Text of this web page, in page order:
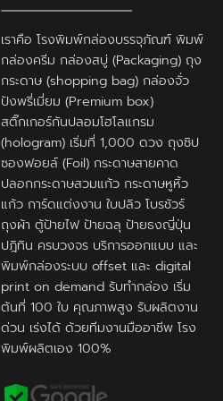
เราคือ โรงพิมพ์กล่องบรรจุภัณฑ์ พิมพ์
กล่องครีม กล่องสบู่ (Packaging) ถุง
กระดาษ (shopping bag) กล่องจั่ว
ปังพรี่เมี่ยม (Premium box)
สติ๊กเกอร์กันปลอมโฮโลแกรม
(hologram) เริ่มที่ 1,000 ดวง ถุงซิป
ซองฟอยล์ (Foil) กระดาษสายคาด
ปลอกกระดาษสวมแก้ว กระดาษหูหิ้ว
แก้ว การ์ดแต่งงาน ใบปลิว โบรชัวร์
ถุงผ้า ตู้ป้ายไฟ ป้ายฉลุ ป้ายธงญี่ปุ่น
ปฎิทิน ครบวงจร บริการออกแบบ และ
พิมพ์กล่องระบบ offset และ digital
print on demand รับทำกล่อง เริ่ม
ต้นที่ 100 ใบ คุณภาพสูง รับผลิตงาน
ด่วน เร่งได้ ด้วยทีมงานมืออาชีพ โรง
พิมพ์ผลิตเอง 100%